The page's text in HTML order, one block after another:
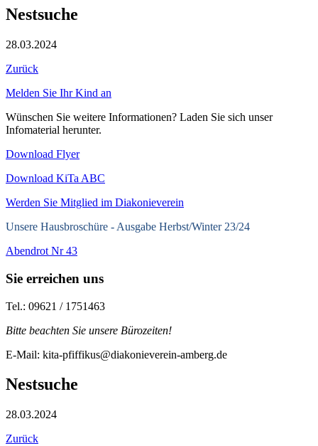
Nestsuche
28.03.2024
Zurück
Melden Sie Ihr Kind an
Wünschen Sie weitere Informationen? Laden Sie sich unser
Infomaterial herunter.
Download Flyer
Download KiTa ABC
Werden Sie Mitglied im Diakonieverein
Unsere Hausbroschüre - Ausgabe Herbst/Winter 23/24
Abendrot Nr 43
Sie erreichen uns
Tel.: 09621 / 1751463
Bitte beachten Sie unsere Bürozeiten!
E-Mail: kita-pfiffikus@diakonieverein-amberg.de
Nestsuche
28.03.2024
Zurück